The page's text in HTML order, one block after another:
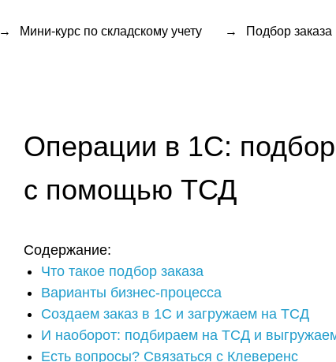
Мини-курс по складскому учету
→ → Подбор заказа
Операции в 1С: подбор
с помощью ТСД
Что такое подбор заказа
Варианты бизнес-процесса
Создаем заказ в 1С и загружаем на ТСД
И наоборот: подбираем на ТСД и выгружаем в 1С
Есть вопросы? Связаться с Клеверенс